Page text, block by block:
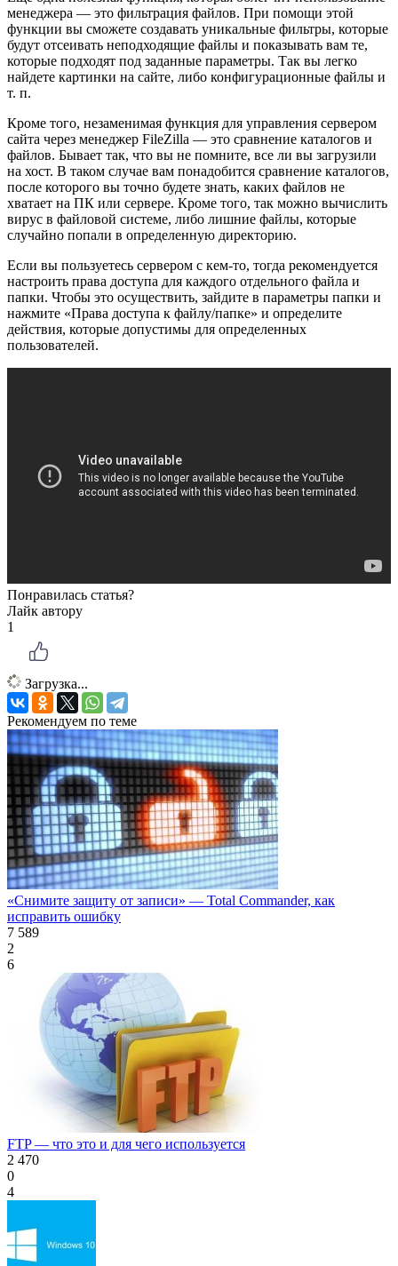
менеджера — это фильтрация файлов. При помощи этой
функции вы сможете создавать уникальные фильтры, которые
будут отсеивать неподходящие файлы и показывать вам те,
которые подходят под заданные параметры. Так вы легко
найдете картинки на сайте, либо конфигурационные файлы и
т. п.
Кроме того, незаменимая функция для управления сервером
сайта через менеджер FileZilla — это сравнение каталогов и
файлов. Бывает так, что вы не помните, все ли вы загрузили
на хост. В таком случае вам понадобится сравнение каталогов,
после которого вы точно будете знать, каких файлов не
хватает на ПК или сервере. Кроме того, так можно вычислить
вирус в файловой системе, либо лишние файлы, которые
случайно попали в определенную директорию.
Если вы пользуетесь сервером с кем-то, тогда рекомендуется
настроить права доступа для каждого отдельного файла и
папки. Чтобы это осуществить, зайдите в параметры папки и
нажмите «Права доступа к файлу/папке» и определите
действия, которые допустимы для определенных
пользователей.
Понравилась статья?
Лайк автору
1
Загрузка...
Рекомендуем по теме
«Снимите защиту от записи» — Total Commander, как
исправить ошибку
7 589
2
6
FTP — что это и для чего используется
2 470
0
4